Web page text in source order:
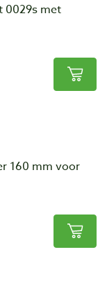
0029s met
160 mm voor